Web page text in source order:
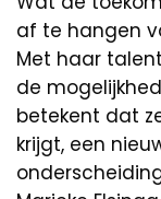
af te hangen
Met haar
de
betekent dat
krijgt, een